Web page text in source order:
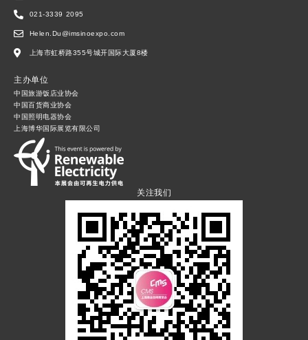
021-3339 2095
Helen.Du@imsinoexpo.com
上海市虹桥路355号城开国际大厦8楼
主办单位
中国旅游饭店业协会
中国百货商业协会
中国照明电器协会
上海博华国际展览有限公司
关注我们